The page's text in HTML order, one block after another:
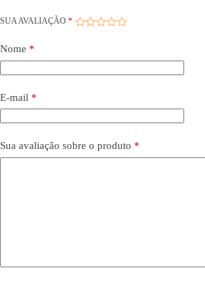
SUA AVALIAÇÃO *
Nome *
E-mail *
Sua avaliação sobre o produto *